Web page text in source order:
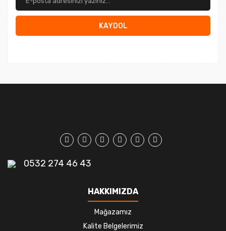
KAYDOL
0532 274 46 43
HAKKIMIZDA
Mağazamız
Kalite Belgelerimiz